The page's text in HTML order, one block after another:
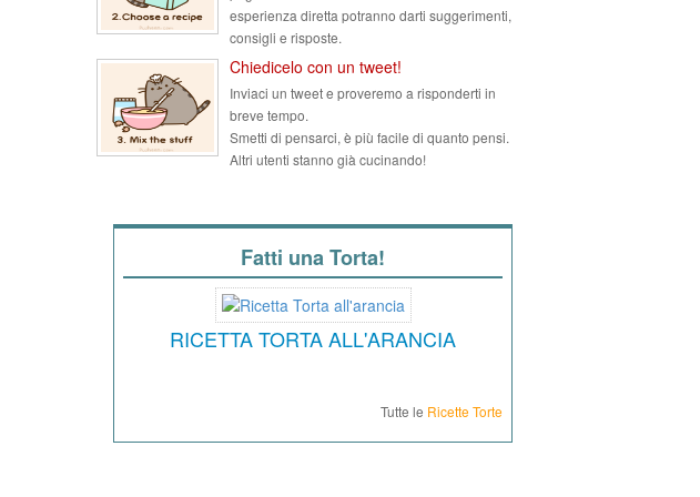
esperienza diretta potranno darti suggerimenti,
consigli e risposte.
Chiedicelo con un tweet!
Inviaci un tweet e proveremo a risponderti in
breve tempo.
Smetti di pensarci, è più facile di quanto pensi.
Altri utenti stanno già cucinando!
Fatti una Torta!
RICETTA TORTA ALL'ARANCIA
Tutte le Ricette Torte